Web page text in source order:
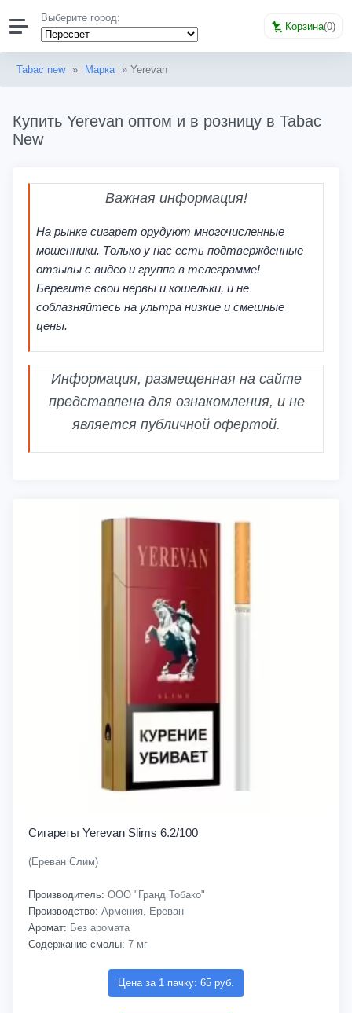
Выберите город:
Корзина(0)
Tabac new » Марка » Yerevan
Купить Yerevan оптом и в розницу в Tabac
New
Важная информация!
На рынке сигарет орудуют многочисленные
мошенники. Только у нас есть подтвержденные
отзывы с видео и группа в телеграмме!
Берегите свои нервы и кошельки, и не
соблазняйтесь на ультра низкие и смешные
цены.
Информация, размещенная на сайте
представлена для ознакомления, и не
является публичной офертой.
Сигареты Yerevan Slims 6.2/100
(Ереван Слим)
Производитель: ООО "Гранд Тобако"
Производство: Армения, Ереван
Аромат: Без аромата
Содержание смолы: 7 мг
Цена за 1 пачку: 65 руб.